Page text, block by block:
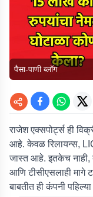
पैसा-पाणी ब्लॉग
राजेश एक्सपोर्ट्स ही
आहे. केवळ रिलायन्स, LIC
जास्त आहे. इतकेच नाही,
आणि टीसीएसलाही मागे
बाबतीत ही कंपनी